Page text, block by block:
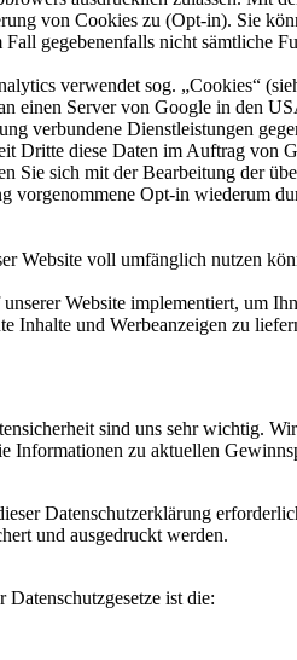
von Cookies zu (Opt-in). Sie
gegebenenfalls nicht sämtliche
verwendet sog. „Cookies“
Server von Google in den
verbundene Dienstleistungen
Dritte diese Daten im Auftrag
Sie sich mit der Bearbeitung der
vorgenommene Opt-in wiederum
Website voll umfänglich nutzen
Website implementiert, um
Inhalte und Werbeanzeigen zu
sind uns sehr wichtig.
Informationen zu aktuellen
Datenschutzerklärung
und ausgedruckt werden.
ist die: